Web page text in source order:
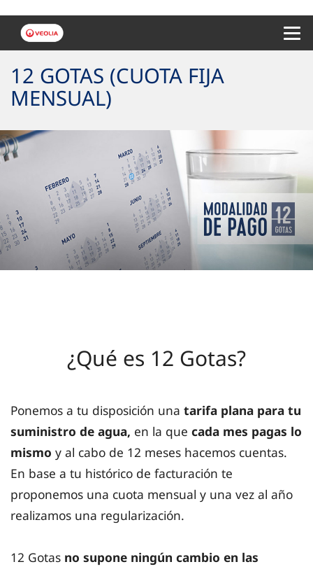
12 GOTAS (CUOTA FIJA
MENSUAL)
¿Qué es 12 Gotas?
Ponemos a tu disposición una tarifa plana para tu
suministro de agua, en la que cada mes pagas lo
mismo y al cabo de 12 meses hacemos cuentas.
En base a tu histórico de facturación te
proponemos una cuota mensual y una vez al año
realizamos una regularización.
12 Gotas no supone ningún cambio en las